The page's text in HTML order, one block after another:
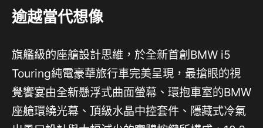
逾越當代想像
旗艦級的座艙設計思維，於全新首創BMW i5
Touring純電豪華旅行車完美呈現，最搶眼的視
覺饗宴由全新懸浮式曲面螢幕、環抱車室的BMW
座艙環繞光幕、頂級水晶中控套件、隱藏式冷氣